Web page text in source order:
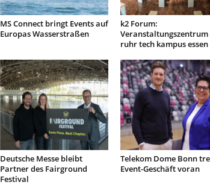
MS Connect bringt Events auf
Europas Wasserstraßen
k2 Forum:
Veranstaltungszentrum
ruhr tech kampus essen
Deutsche Messe bleibt
Partner des Fairground
Festival
Telekom Dome Bonn
Event-Geschäft voran